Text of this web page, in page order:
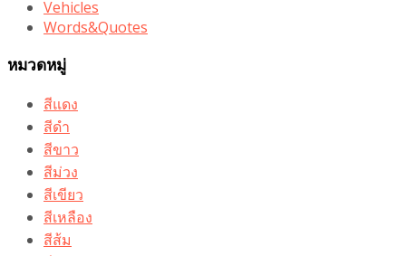
Vehicles
Words&Quotes
หมวดหมู่
สีแดง
สีดำ
สีขาว
สีม่วง
สีเขียว
สีเหลือง
สีส้ม